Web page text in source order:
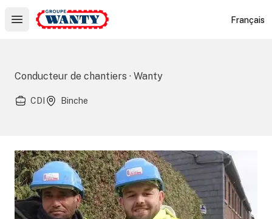
Open main menu
Le Groupe Wanty Français
Conducteur de chantiers · Wanty
CDI Binche